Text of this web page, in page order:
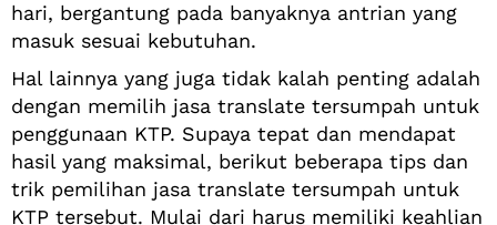
hari, bergantung pada banyaknya antrian yang
masuk sesuai kebutuhan.
Hal lainnya yang juga tidak kalah penting adalah
dengan memilih jasa translate tersumpah untuk
penggunaan KTP. Supaya tepat dan mendapat
hasil yang maksimal, berikut beberapa tips dan
trik pemilihan jasa translate tersumpah untuk
KTP tersebut. Mulai dari harus memiliki keahlian